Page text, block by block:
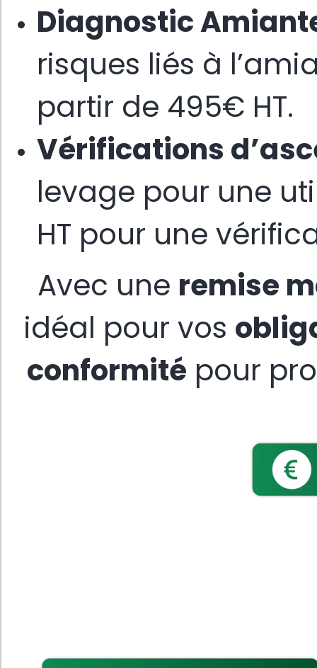
Diagnostic
risques liés à
partir de 495€ HT.
Vérifications
levage pour une
HT pour une
Avec une remise
idéal pour vos
conformité pour